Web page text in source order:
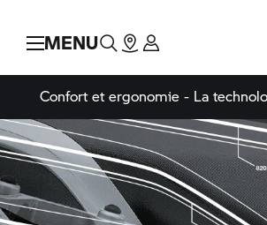
MENU
Confort et ergonomie - La